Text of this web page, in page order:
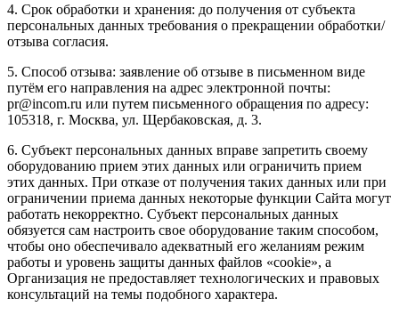
4. Срок обработки и хранения: до получения от субъекта
персональных данных требования о прекращении обработки/
отзыва согласия.
5. Способ отзыва: заявление об отзыве в письменном виде
путём его направления на адрес электронной почты:
pr@incom.ru или путем письменного обращения по адресу:
105318, г. Москва, ул. Щербаковская, д. 3.
6. Субъект персональных данных вправе запретить своему
оборудованию прием этих данных или ограничить прием
этих данных. При отказе от получения таких данных или при
ограничении приема данных некоторые функции Сайта могут
работать некорректно. Субъект персональных данных
обязуется сам настроить свое оборудование таким способом,
чтобы оно обеспечивало адекватный его желаниям режим
работы и уровень защиты данных файлов «cookie», а
Организация не предоставляет технологических и правовых
консультаций на темы подобного характера.